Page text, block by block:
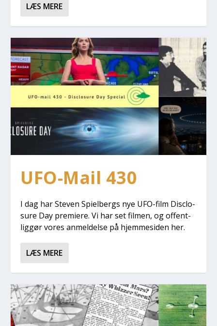
LÆS MERE
UFO-Mail 430
I dag har Ste­ven Spi­el­bergs nye UFO-film Disclo­
su­re Day pre­mi­e­re. Vi har set fil­men, og offent­
lig­gør vores anmel­del­se på hjem­mesi­den her.
LÆS MERE